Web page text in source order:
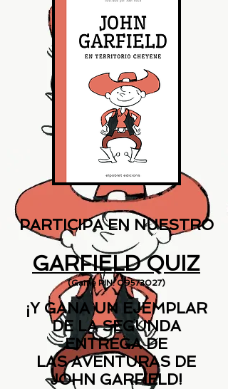
PARTICIPA EN NUESTRO
GARFIELD QUIZ
(Game PIN:09573027)
¡Y GANA UN EJEMPLAR
DE LA SEGUNDA
ENTREGA DE
LAS AVENTURAS DE
JOHN GARFIELD!